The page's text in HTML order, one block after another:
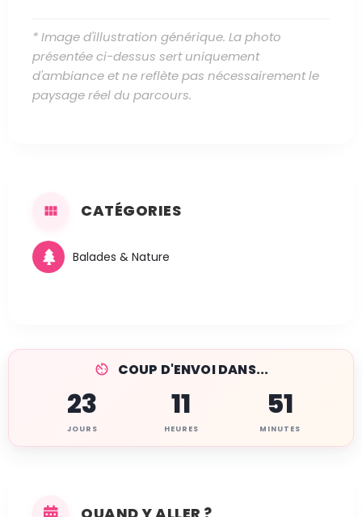
* Image d'illustration générique. La photo
présentée ci-dessus sert uniquement
d'ambiance et ne reflète pas nécessairement le
paysage réel du parcours.
CATÉGORIES
Balades & Nature
COUP D'ENVOI DANS...
23
JOURS
11
HEURES
51
MINUTES
QUAND Y ALLER ?